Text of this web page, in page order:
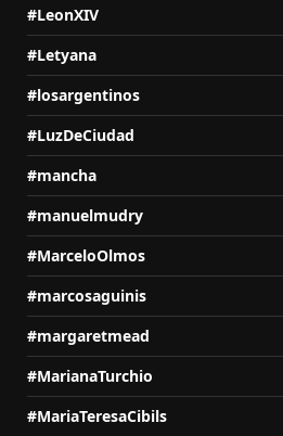
#LeonXIV
#Letyana
#losargentinos
#LuzDeCiudad
#mancha
#manuelmudry
#MarceloOlmos
#marcosaguinis
#margaretmead
#MarianaTurchio
#MariaTeresaCibils